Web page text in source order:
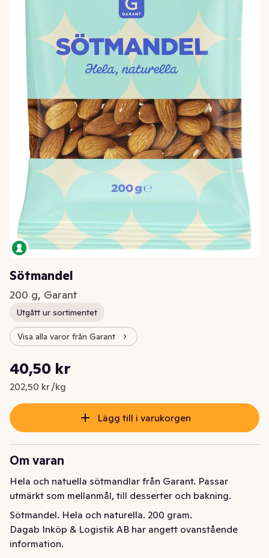
Sötmandel
200 g, Garant
Utgått ur sortimentet
Visa alla varor från Garant
Nuvarande pris är: 40,50 kr
40,50 kr
202,50 kr /kg
Styckpris: 202,50 kr /kg
Lägg till i varukorgen
Om varan
Hela och natuella sötmandlar från Garant. Passar
utmärkt som mellanmål, till desserter och bakning.
Sötmandel. Hela och naturella. 200 gram.
Dagab Inköp & Logistik AB har angett ovanstående
information.